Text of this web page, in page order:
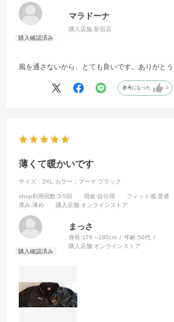
マラドーナ
購入店舗:新宿店
風を通さないから、とても良いです。ありがとう
参考になった 0
薄くて暖かいです
サイズ：2XL カラー：プーマ ブラック
shop利用回数:3-5回 用途:自分用 フィット感:普通
厚み:薄め 購入店舗:オンラインストア
まっさ
身長:176～180cm 年齢:50代
購入店舗:オンラインストア